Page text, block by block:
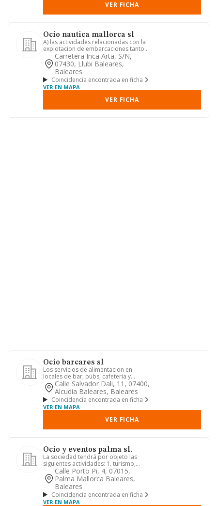
VER FICHA
Ocio nautica mallorca sl
A) las actividades relacionadas con la
explotacion de embarcaciones tanto
en regimen de propiedad c...
Carretera Inca Arta, S/n,
07430, Llubi Baleares,
Baleares
Coincidencia encontrada en ficha
VER EN MAPA
VER FICHA
Ocio barcares sl
Los servicios de alimentacion en
locales de bar, pubs, cafeteria y
restaurantes, servicios anexos a...
Calle Salvador Dali, 11, 07400,
Alcudia Baleares, Baleares
Coincidencia encontrada en ficha
VER EN MAPA
VER FICHA
Ocio y eventos palma sl.
La sociedad tendrá por objeto las
siguientes actividades: 1. turismo,
hostelería y restauración. 2....
Calle Porto Pi, 4, 07015,
Palma Mallorca Baleares,
Baleares
Coincidencia encontrada en ficha
VER EN MAPA